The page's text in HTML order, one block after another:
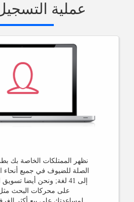
عملية
نظهر الممتلكات الخاصة بك
الصلة للضيوف في جميع أنحاء
إلى 41 لغة; ونحن أيضا
على محركات البحث